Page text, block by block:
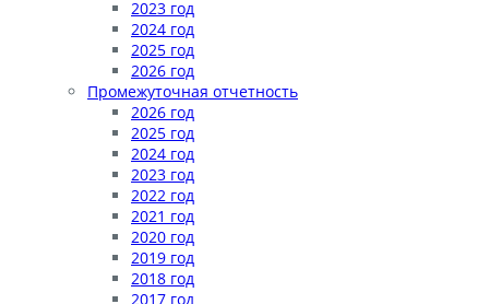
2023 год
2024 год
2025 год
2026 год
Промежуточная отчетность
2026 год
2025 год
2024 год
2023 год
2022 год
2021 год
2020 год
2019 год
2018 год
2017 год